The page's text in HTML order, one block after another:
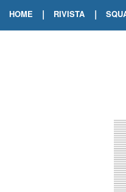
HOME | RIVISTA |